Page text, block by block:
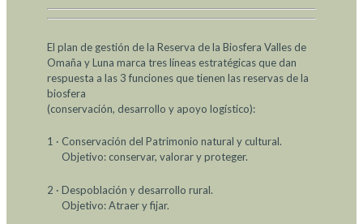
El plan de gestión de la Reserva de la Biosfera Valles de
Omaña y Luna marca tres líneas estratégicas que dan
respuesta a las 3 funciones que tienen las reservas de la
biosfera
(conservación, desarrollo y apoyo logístico):
1 · Conservación del Patrimonio natural y cultural.
Objetivo: conservar, valorar y proteger.
2 · Despoblación y desarrollo rural.
Objetivo: Atraer y fijar.